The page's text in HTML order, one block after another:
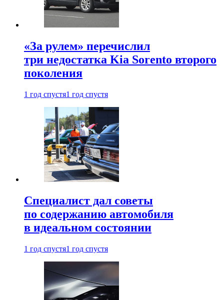
«За рулем» перечислил
три недостатка Kia Sorento второго
поколения
1 год спустя1 год спустя
Специалист дал советы
по содержанию автомобиля
в идеальном состоянии
1 год спустя1 год спустя